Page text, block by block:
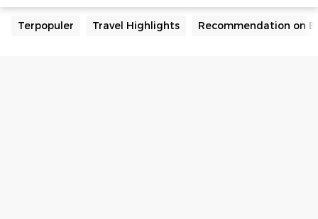
Terpopuler Travel Highlights Recommendation on